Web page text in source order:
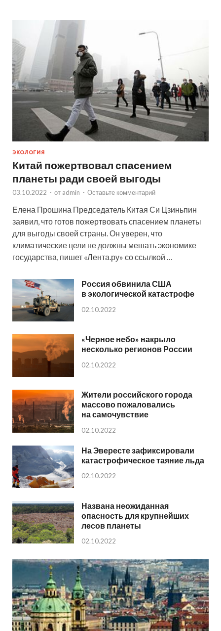
ЭКОЛОГИЯ
Китай пожертвовал спасением
планеты ради своей выгоды
03.10.2022 - от admin - Оставьте комментарий
Елена Прошина Председатель Китая Си Цзиньпин
заявил, что готов пожертвовать спасением планеты
для выгоды своей страны. Он уверен, что
климатические цели не должны мешать экономике
государства, пишет «Лента.ру» со ссылкой …
Россия обвинила США
в экологической катастрофе
02.10.2022
«Черное небо» накрыло
несколько регионов России
02.10.2022
Жители российского города
массово пожаловались
на самочувствие
02.10.2022
На Эвересте зафиксировали
катастрофическое таяние льда
02.10.2022
Названа неожиданная
опасность для крупнейших
лесов планеты
02.10.2022